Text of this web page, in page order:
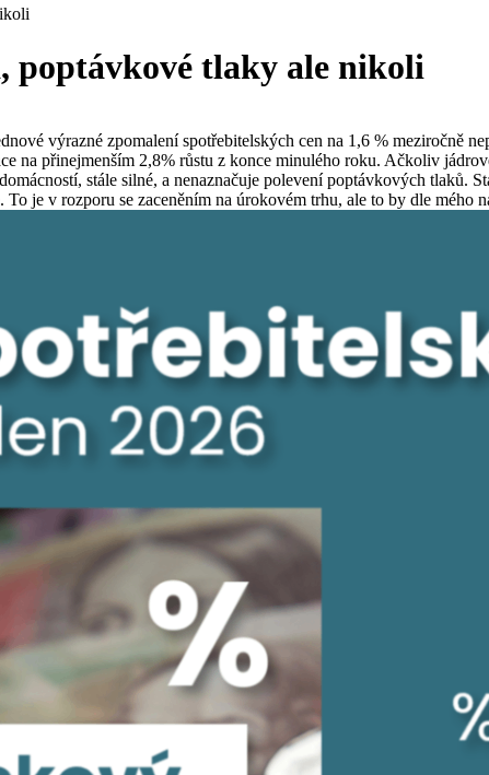
poptávkové tlaky ale nikoli
výrazné zpomalení spotřebitelských cen na 1,6 % meziročně
na přinejmenším 2,8% růstu z konce minulého roku. Ačkoliv
stále silné, a nenaznačuje polevení poptávkových
je v rozporu se zaceněním na úrokovém trhu, ale to by dle mého